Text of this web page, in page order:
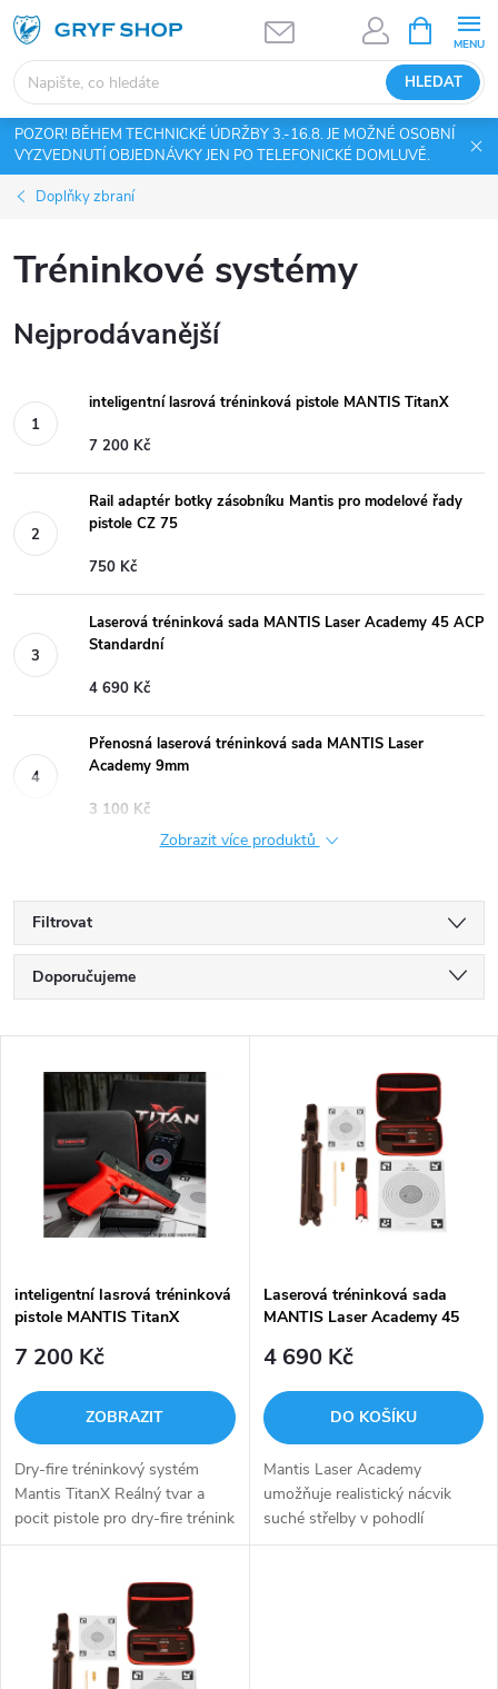
Přejít
na
obsah
HLEDAT
NÁKUPNÍ
KOŠÍK
POZOR! BĚHEM TECHNICKÉ ÚDRŽBY 3.-16.8. JE MOŽNÉ OSOBNÍ
VYZVEDNUTÍ OBJEDNÁVKY JEN PO TELEFONICKÉ DOMLUVĚ.
Doplňky zbraní
Tréninkové systémy
Nejprodávanější
inteligentní lasrová tréninková pistole MANTIS TitanX
7 200 Kč
Rail adaptér botky zásobníku Mantis pro modelové řady
pistole CZ 75
750 Kč
Laserová tréninková sada MANTIS Laser Academy 45 ACP
Standardní
4 690 Kč
Přenosná laserová tréninková sada MANTIS Laser
Academy 9mm
3 100 Kč
Zobrazit více produktů
Filtrovat
Ř
a
p
r
o
d
u
Doporučujeme
Nejprodávanější
Abecedně
s
p
r
o
d
u
inteligentní lasrová tréninková
pistole MANTIS TitanX
7 200 Kč
ZOBRAZIT
Dry-fire tréninkový systém
Mantis TitanX Reálný tvar a
pocit pistole pro dry-fire trénink
Laserový bod zásahu pro
Mobilní aplikace pro analýzu...
Laserová tréninková sada
MANTIS Laser Academy 45
4 690 Kč
DO KOŠÍKU
Mantis Laser Academy
umožňuje realistický nácvik
suché střelby v pohodlí
domova.